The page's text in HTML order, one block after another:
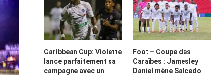
Caribbean Cup: Violette
lance parfaitement sa
campagne avec un
Foot – Coupe des
Caraïbes : Jamesley
Daniel mène Salcedo